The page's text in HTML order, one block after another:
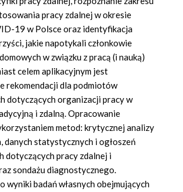
pracy zdalnej w okresie
19 w Polsce oraz identyfikacja
jakie napotykali członkowie
w związku z pracą (i nauką)
celem aplikacyjnym jest
rekomendacji dla podmiotów
dotyczących organizacji pracy w
i zdalną. Opracowanie
metod: krytycznej analizy
danych statystycznych i ogłoszeń
dotyczących pracy zdalnej i
sondażu diagnostycznego.
wyniki badań własnych obejmujących